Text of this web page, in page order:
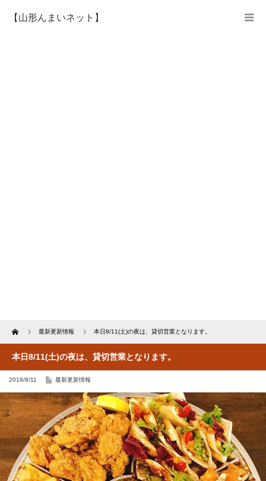
【山形んまいネット】
Home 最新更新情報 本日8/11(土)の夜は、貸切営業となります。
本日8/11(土)の夜は、貸切営業となります。
2018/8/11 最新更新情報